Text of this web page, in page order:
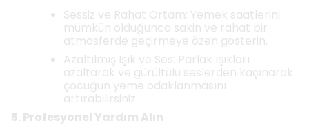
Sessiz ve Rahat Ortam: Yemek saatlerini
mümkün olduğunca sakin ve rahat bir
atmosferde geçirmeye özen gösterin.
Azaltılmış Işık ve Ses: Parlak ışıkları
azaltarak ve gürültülü seslerden kaçınarak
çocuğun yeme odaklanmasını
artırabilirsiniz.
5. Profesyonel Yardım Alın